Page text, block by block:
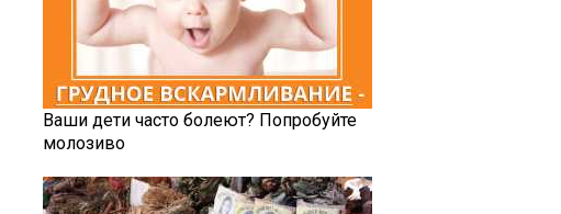
Ваши дети часто болеют? Попробуйте
молозиво